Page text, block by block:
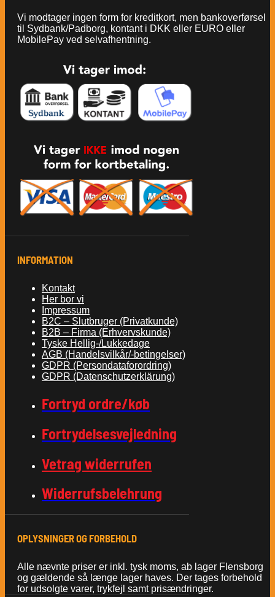
Vi modtager ingen form for kreditkort, men bankoverførsel
til Sydbank/Padborg, kontant i DKK eller EURO eller
MobilePay ved selvafhentning.
INFORMATION
Kontakt
Her bor vi
Impressum
B2C – Slutbruger (Privatkunde)
B2B – Firma (Erhvervskunde)
Tyske Hellig-/Lukkedage
AGB (Handelsvilkår/-betingelser)
GDPR (Persondataforordring)
GDPR (Datenschutzerklärung)
Fortryd ordre/køb
Fortrydelsesvejledning
Vetrag widerrufen
Widerrufsbelehrung
OPLYSNINGER OG FORBEHOLD
Alle nævnte priser er inkl. tysk moms, ab lager Flensborg
og gældende så længe lager haves. Der tages forbehold
for udsolgte varer, trykfejl samt prisændringer.